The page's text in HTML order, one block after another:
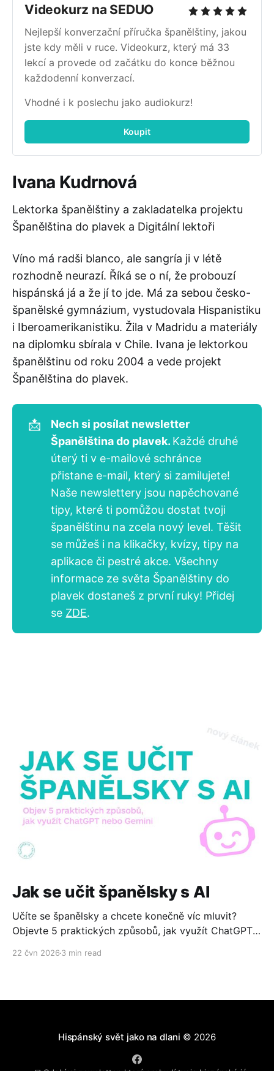
Videokurz na SEDUO
Nejlepší konverzační příručka španělštiny, jakou
jste kdy měli v ruce. Videokurz, který má 33
lekcí a provede od začátku do konce běžnou
každodenní konverzací.
Vhodné i k poslechu jako audiokurz!
Koupit
Ivana Kudrnová
Lektorka španělštiny a zakladatelka projektu
Španělština do plavek a Digitální lektoři
Víno má radši blanco, ale sangría ji v létě
rozhodně neurazí. Říká se o ní, že probouzí
hispánská já a že jí to jde. Má za sebou česko-
španělské gymnázium, vystudovala Hispanistiku
i Iberoamerikanistiku. Žila v Madridu a materiály
na diplomku sbírala v Chile. Ivana je lektorkou
španělštinu od roku 2004 a vede projekt
Španělština do plavek.
📩
Nech si posílat newsletter
Španělština do plavek. Každé druhé
úterý ti v e-mailové schránce
přistane e-mail, který si zamilujete!
Naše newslettery jsou napěchované
tipy, které ti pomůžou dostat tvoji
španělštinu na zcela nový level. Těšit
se můžeš i na klikačky, kvízy, tipy na
aplikace či pestré akce. Všechny
informace ze světa Španělštiny do
plavek dostaneš z první ruky! Přidej
se ZDE.
Jak se učit španělsky s AI
Učíte se španělsky a chcete konečně víc mluvit?
Objevte 5 praktických způsobů, jak využít ChatGPT
22 čvn 2026 3 min read
Hispánský svět jako na dlani © 2026